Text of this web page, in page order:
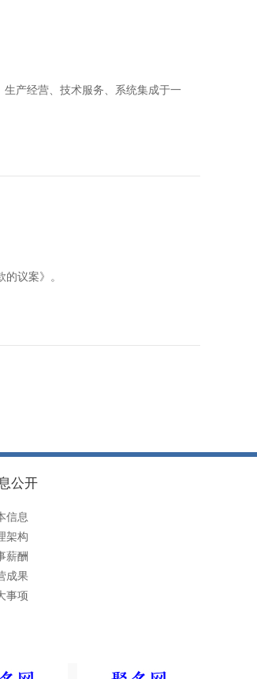
生产经营、技术服务、系统集成于一
议案》。
公开
信息
架构
薪酬
成果
事项